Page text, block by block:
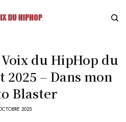
du HipHop du
2025 – Dans mon
Blaster
2025